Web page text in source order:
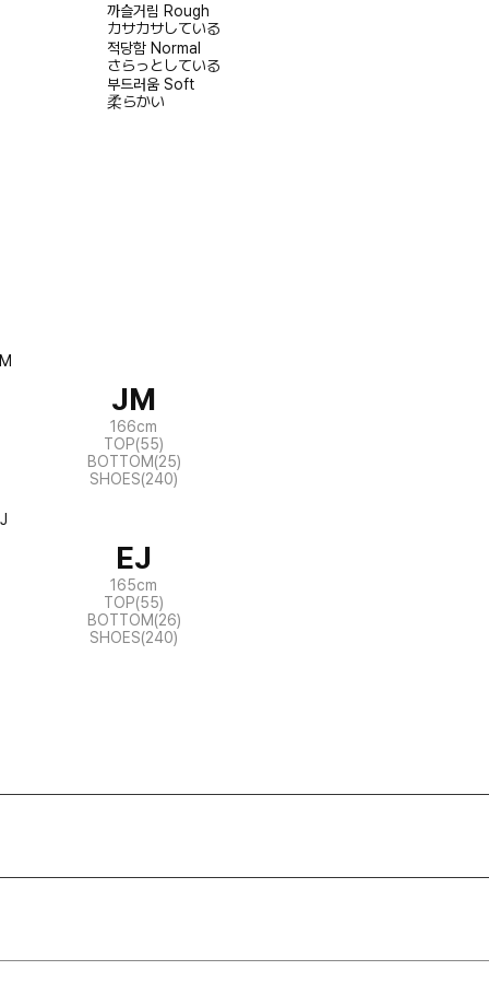
까슬거림 Rough
カサカサしている
적당함 Normal
さらっとしている
부드러움 Soft
柔らかい
JM
166cm
TOP(55)
BOTTOM(25)
SHOES(240)
EJ
165cm
TOP(55)
BOTTOM(26)
SHOES(240)